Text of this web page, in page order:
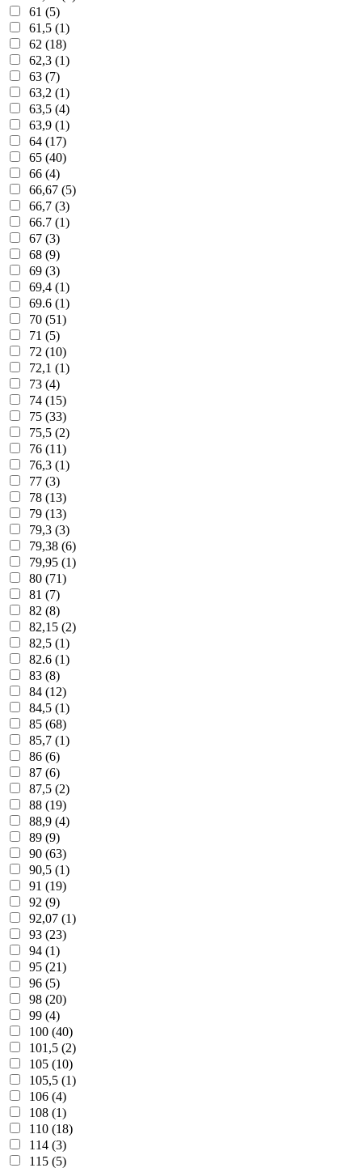
61 (5)
61,5 (1)
62 (18)
62,3 (1)
63 (7)
63,2 (1)
63,5 (4)
63,9 (1)
64 (17)
65 (40)
66 (4)
66,67 (5)
66,7 (3)
66.7 (1)
67 (3)
68 (9)
69 (3)
69,4 (1)
69.6 (1)
70 (51)
71 (5)
72 (10)
72,1 (1)
73 (4)
74 (15)
75 (33)
75,5 (2)
76 (11)
76,3 (1)
77 (3)
78 (13)
79 (13)
79,3 (3)
79,38 (6)
79,95 (1)
80 (71)
81 (7)
82 (8)
82,15 (2)
82,5 (1)
82.6 (1)
83 (8)
84 (12)
84,5 (1)
85 (68)
85,7 (1)
86 (6)
87 (6)
87,5 (2)
88 (19)
88,9 (4)
89 (9)
90 (63)
90,5 (1)
91 (19)
92 (9)
92,07 (1)
93 (23)
94 (1)
95 (21)
96 (5)
98 (20)
99 (4)
100 (40)
101,5 (2)
105 (10)
105,5 (1)
106 (4)
108 (1)
110 (18)
114 (3)
115 (5)